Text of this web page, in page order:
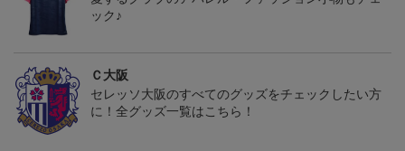
ック♪
Ｃ大阪
セレッソ大阪のすべてのグッズをチェックしたい方
に！全グッズ一覧はこちら！